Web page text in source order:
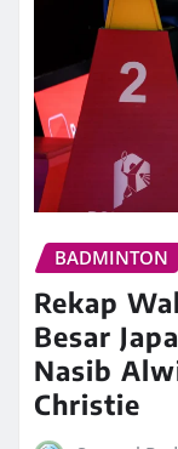
BADMINTON
Rekap
Besar
Nasib
Christie